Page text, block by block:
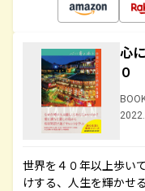
心
０
世界を４０年以上歩い
けする、人生を輝かせ